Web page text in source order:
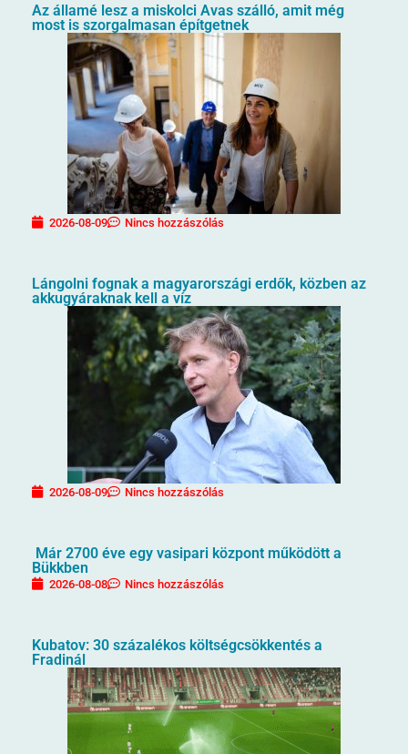
Az államé lesz a miskolci Avas szálló, amit még
most is szorgalmasan építgetnek
2026-08-09 Nincs hozzászólás
Lángolni fognak a magyarországi erdők, közben az
akkugyáraknak kell a víz
2026-08-09 Nincs hozzászólás
Már 2700 éve egy vasipari központ működött a
Bükkben
2026-08-08 Nincs hozzászólás
Kubatov: 30 százalékos költségcsökkentés a
Fradinál